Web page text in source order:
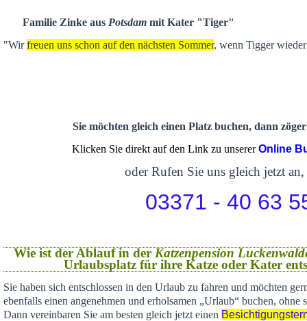
Familie Zinke aus Potsdam mit Kater "Tiger"
"Wirfreuen uns schon auf den nächsten Sommer, wenn Tigger
Sie möchten gleich einen Platz buchen, dann
Klicken Sie direkt auf den Link zu unsererOnline
oder Rufen Sie uns gleich jetzt an,
03371 - 40 63
Wie ist der Ablauf in der Katzenpension
Urlaubsplatz für ihre Katze oder Kater
Sie haben sich entschlossen in den Urlaub zu fahren und möchten
ebenfalls einen angenehmen und erholsamen „Urlaub“ buchen, ohne
Dann vereinbaren Sie am besten gleich jetzt einen